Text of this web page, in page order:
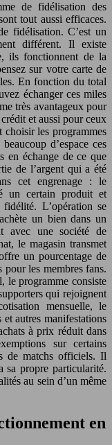
de fidélisation des
tout aussi efficaces.
fidélisation. C’est un
différent. Il existe
ils fonctionnent de la
sur votre carte de
En fonction du total
échanger ces miles
très avantageux pour
et aussi pour ceux
choisir les programmes
d’espace ces
en échange de ce que
de l’argent qui a été
cet engrenage : le
un certain produit et
fidélité. L’opération se
un bien dans un
avec une société de
le magasin transmet
un pourcentage de
pour les membres fans.
le programme consiste
qui rejoignent
mensuelle, le
autres manifestations
à prix réduit dans
sur certains
de matchs officiels. Il
sa propre particularité.
au sein d’un même
en